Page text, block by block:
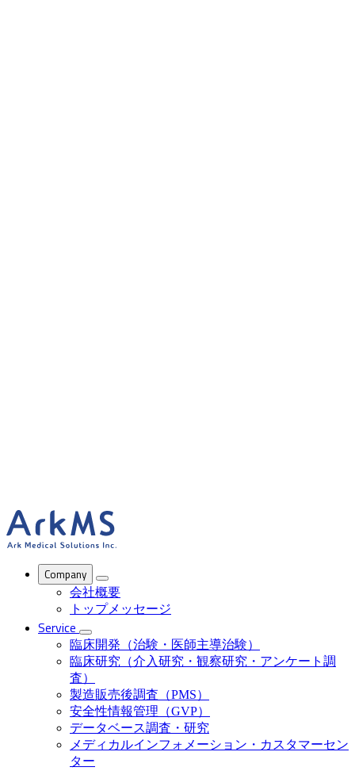
Company
会社概要
トップメッセージ
Service
臨床開発（治験・医師主導治験）
臨床研究（介入研究・観察研究・アンケート調
査）
製造販売後調査（PMS）
安全性情報管理（GVP）
データベース調査・研究
メディカルインフォメーション・カスタマーセン
ター